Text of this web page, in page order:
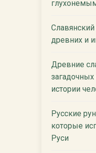
древних и
Древние
истории
Русские
которые
Руси